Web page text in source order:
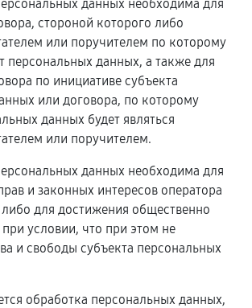
данных необходима для
стороной которого либо
или поручителем по которому
персональных данных, а также для
по инициативе субъекта
или договора, по которому
данных будет являться
или поручителем.
данных необходима для
и законных интересов оператора
для достижения общественно
условии, что при этом не
и свободы субъекта персональных
обработка персональных данных,